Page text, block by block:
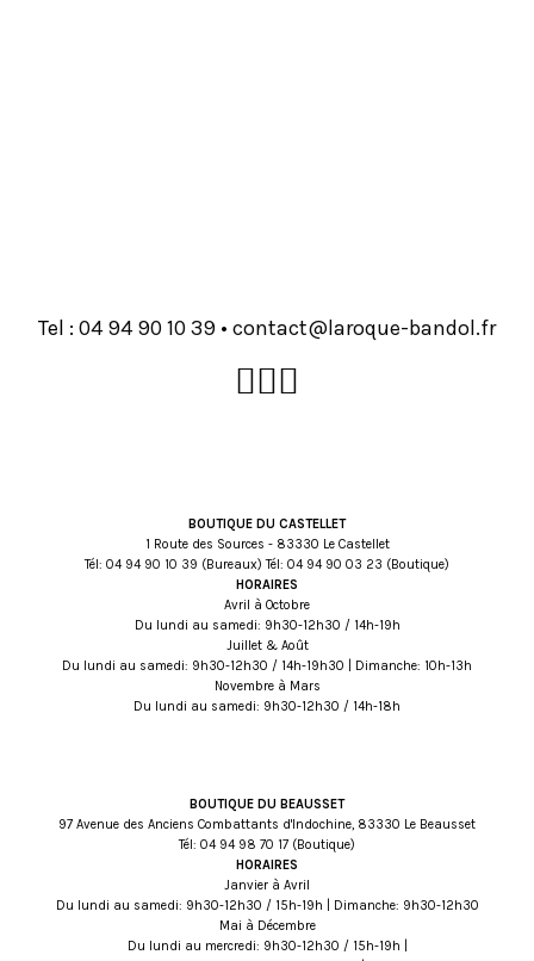
Tel : rf.lodnab-euqoral@tcatnoc
•
93 01 09 49 40
BOUTIQUE DU CASTELLET
1 Route des Sources - 83330 Le Castellet
Tél: 93 01 09 49 40 (Bureaux) Tél: 32 30 09 49 40 (Boutique)
HORAIRES
Avril à Octobre
Du lundi au samedi: 9h30-12h30 / 14h-19h
Juillet & Août
Du lundi au samedi: 9h30-12h30 / 14h-19h30 | Dimanche: 10h-13h
Novembre à Mars
Du lundi au samedi: 9h30-12h30 / 14h-18h
BOUTIQUE DU BEAUSSET
97 Avenue des Anciens Combattants d'Indochine, 83330 Le Beausset
Tél: 71 07 89 49 40 (Boutique)
HORAIRES
Janvier à Avril
Du lundi au samedi: 9h30-12h30 / 15h-19h | Dimanche: 9h30-12h30
Mai à Décembre
Du lundi au mercredi: 9h30-12h30 / 15h-19h |